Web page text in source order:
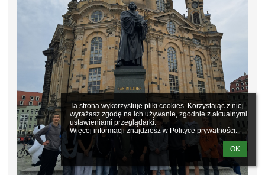
Ta strona wykorzystuje pliki cookies. Korzystając z niej
wyrażasz zgodę na ich używanie, zgodnie z aktualnymi
ustawieniami przeglądarki.
Więcej informacji znajdziesz w Polityce prywatności.
OK